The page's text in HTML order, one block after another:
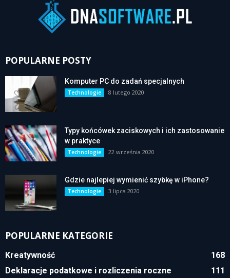
POPULARNE POSTY
Komputer PC do zadań specjalnych
Technologie 8 lutego 2020
Typy końcówek zaciskowych i ich zastosowanie
w praktyce
Technologie 22 września 2020
Gdzie najlepiej wymienić szybkę w iPhone?
Technologie 3 lipca 2020
POPULARNE KATEGORIE
Kreatywność
168
Deklaracje podatkowe i rozliczenia roczne
111